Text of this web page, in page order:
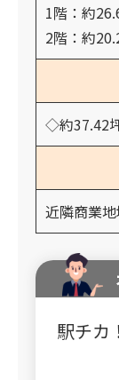
1階：約
2階：約
◇約37.42
近隣商業
駅チカ